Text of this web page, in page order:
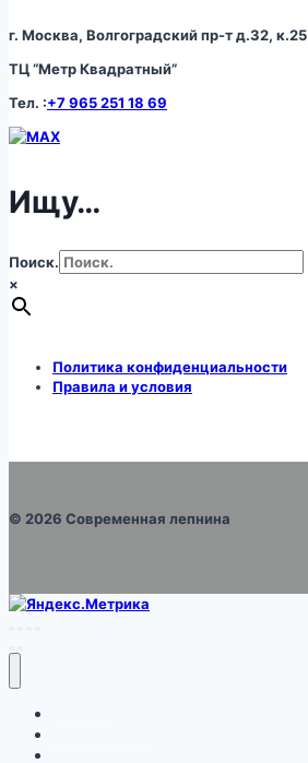
г. Москва, Волгоградский пр-т д.32, к.25
ТЦ “Метр Квадратный”
Тел. :+7 965 251 18 69
Ищу…
Поиск.
×
Политика конфиденциальности
Правила и условия
© 2026 Современная лепнина